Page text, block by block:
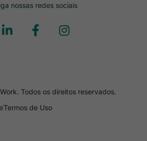
nossas redes sociais
Todos os direitos reservados.
Termos de Uso